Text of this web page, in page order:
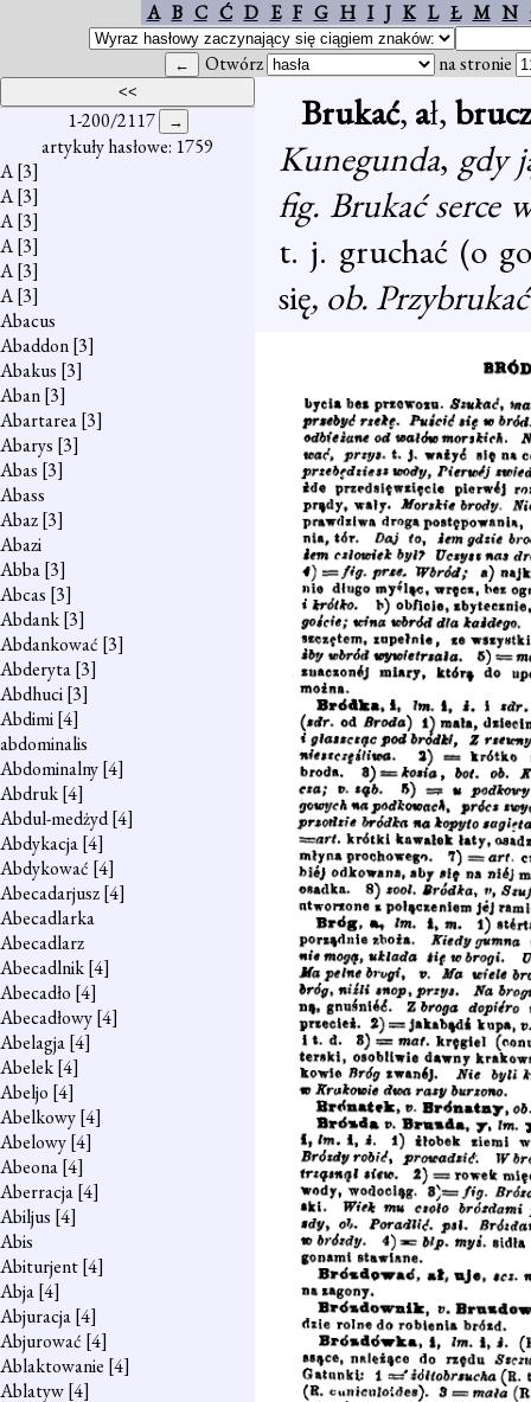
A B C Ć D E F G H I J K L Ł M N
Otwórz na stronie
1-200/2117
artykuły hasłowe: 1759
A[3]
A[3]
A[3]
A[3]
A[3]
A[3]
Abacus
Abaddon[3]
Abakus [3]
Aban[3]
Abartarea[3]
Abarys [3]
Abas [3]
Abass
Abaz[3]
Abazi
Abba[3]
Abcas [3]
Abdank[3]
Abdankować [3]
Abderyta[3]
Abdhuci[3]
Abdimi[4]
abdominalis
Abdominalny[4]
Abdruk[4]
Abdul-medżyd[4]
Abdykacja[4]
Abdykować [4]
Abecadarjusz[4]
Abecadlarka
Abecadlarz
Abecadlnik[4]
Abecadło [4]
Abecadłowy[4]
Abelagja[4]
Abelek[4]
Abeljo [4]
Abelkowy[4]
Abelowy[4]
Abeona[4]
Aberracja[4]
Abiljus [4]
Abis
Abiturjent[4]
Abja[4]
Abjuracja[4]
Abjurować [4]
Ablaktowanie [4]
Ablatyw[4]
Brukać, ał,
Kunegunda, gdy
fig. Brukać serce
t. j. gruchać (o
się, ob.